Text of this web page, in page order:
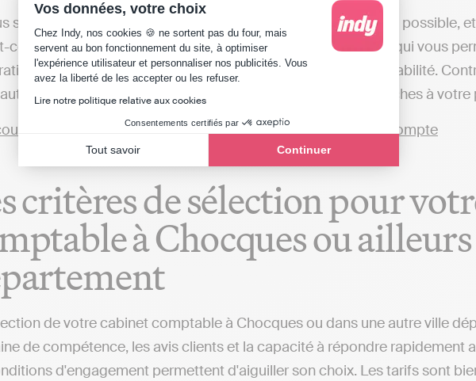
Vos données, votre choix
Plateforme de Gestion du Consentement : Personnalisez vos
Chez Indy, nos cookies 🍪 ne sortent pas du four, mais
servent au bon fonctionnement du site, à optimiser
l'expérience utilisateur et personnaliser nos publicités. Vous
avez la liberté de les accepter ou les refuser.
Lire notre politique relative aux cookies
Consentements certifiés par
Tout savoir Continuer
Axeptio consent
souhaitez faire votre comptabilité en ligne vous-même, c'est possible,
comptable. Il existe plusieurs solutions en ligne, tels qu'Indy, qui vous
fiscales et de vous rendre autonome pour votre comptabilité.
de Chocques ou d'autres villes) qui réalisera les démarches à votre
critères de sélection pour
à Chocques ou
de votre cabinet comptable à Chocques ou dans une autre ville
de compétence, les avis clients et la capacité à répondre rapidement
d'engagement permettent d'aiguiller son choix. Les tarifs sont